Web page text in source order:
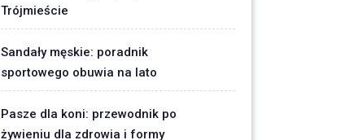
Trójmieście
Sandały męskie: poradnik
sportowego obuwia na lato
Pasze dla koni: przewodnik po
żywieniu dla zdrowia i formy